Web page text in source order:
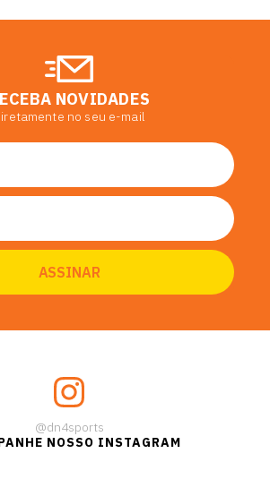
NOVIDADES
no seu e-mail
@dn4sports
NOSSO INSTAGRAM